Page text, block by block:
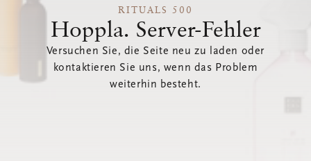
RITUALS 500
Hoppla. Server-Fehler
Versuchen Sie, die Seite neu zu laden oder
kontaktieren Sie uns, wenn das Problem
weiterhin besteht.